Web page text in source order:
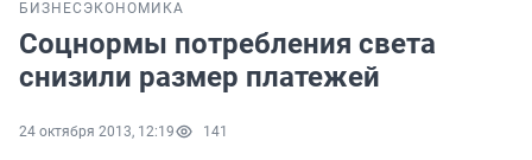
БИЗНЕС ЭКОНОМИКА
Соцнормы потребления света
снизили размер платежей
24 октября 2013, 12:19 141